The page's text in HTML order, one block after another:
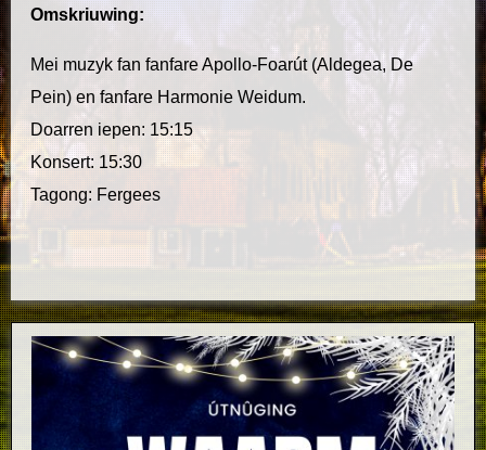
Omskriuwing:
Mei muzyk fan fanfare Apollo-Foarút (Aldegea, De
Pein) en fanfare Harmonie Weidum.
Doarren iepen: 15:15
Konsert: 15:30
Tagong: Fergees